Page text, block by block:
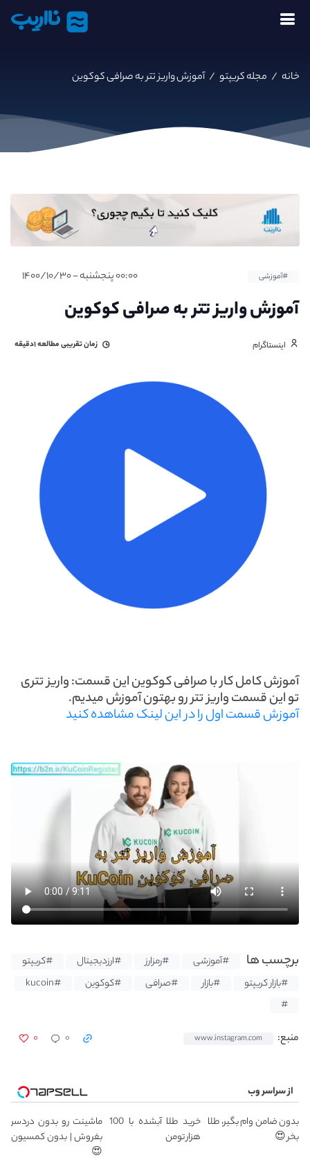
نااریب
خانه / مجله کریپتو /آموزش واریز تتر به صرافی کوکوین
#آموزشی ۰۰:۰۰ پنجشنبه - ۱۴۰۰/۱۰/۳۰
آموزش واریز تتر به صرافی کوکوین
اینستاگرام زمان تقریبی مطالعه۱دقیقه
آموزش کامل کار با صرافی کوکوین این قسمت: واریز تتری
تو این قسمت واریز تتر رو بهتون آموزش میدیم.
آموزش قسمت اول را در این لینک مشاهده کنید
برچسب ها #آموزشی #رمزارز #ارزدیجیتال
#کریپتو
#بازار کریپتو
#بازار #صرافی #کوکوین
#kucoin
#
منبع: www.instagram.com ۰ ۰
از سراسر وب
بدون ضامن وام بگیر، طلا
بخر 😍
خرید طلا آبشده با 100
هزار تومن
ماشینت رو بدون دردسر
بفروش | بدون کمسیون
😍